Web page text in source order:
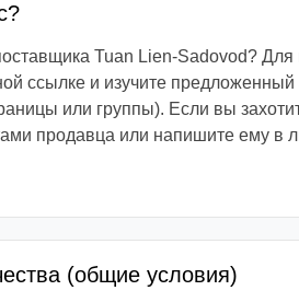
Tuan Lien-Sadovod?
ссылке и изучите
или группы). Если вы
продавца или напишите ему в
(общие условия)